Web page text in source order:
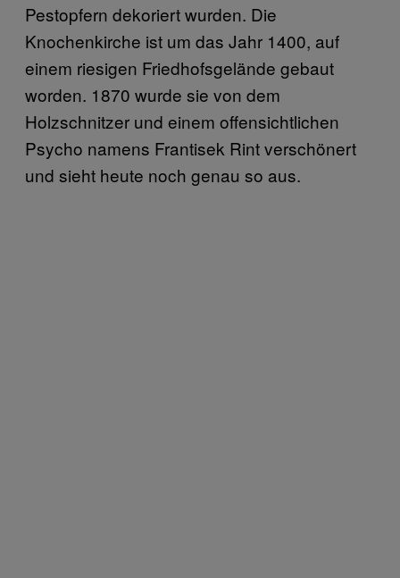
Pestopfern dekoriert wurden. Die
Knochenkirche ist um das Jahr 1400, auf
einem riesigen Friedhofsgelände gebaut
worden. 1870 wurde sie von dem
Holzschnitzer und einem offensichtlichen
Psycho namens Frantisek Rint verschönert
und sieht heute noch genau so aus.